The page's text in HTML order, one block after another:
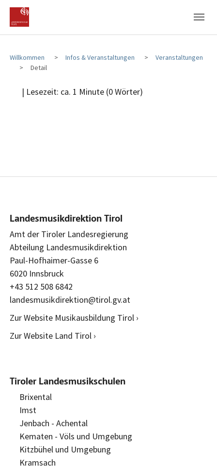
Zum Hauptinhalt
Zum Fußbereich
Willkommen Infos & Veranstaltungen
Veranstaltungen
Detail
| Lesezeit: ca. 1 Minute (0 Wörter)
Landesmusikdirektion Tirol
Amt der Tiroler Landesregierung
Abteilung Landesmusikdirektion
Paul-Hofhaimer-Gasse 6
6020 Innsbruck
+43 512 508 6842
landesmusikdirektion@tirol.gv.at
Zur Website Musikausbildung Tirol ›
Zur Website Land Tirol ›
Tiroler Landesmusikschulen
Brixental
Imst
Jenbach - Achental
Kematen - Völs und Umgebung
Kitzbühel und Umgebung
Kramsach